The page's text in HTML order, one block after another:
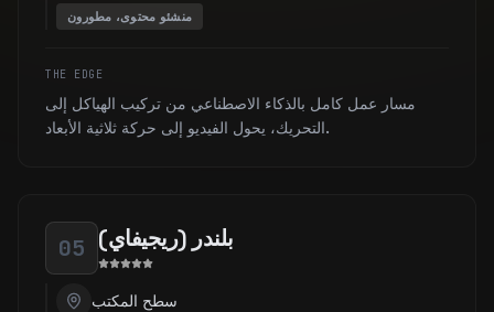
منشئو محتوى، مطورون
THE EDGE
مسار عمل كامل بالذكاء الاصطناعي من تركيب الهياكل إلى
التحريك، يحول الفيديو إلى حركة ثلاثية الأبعاد.
05 بلندر (ريجيفاي)
سطح المكتب